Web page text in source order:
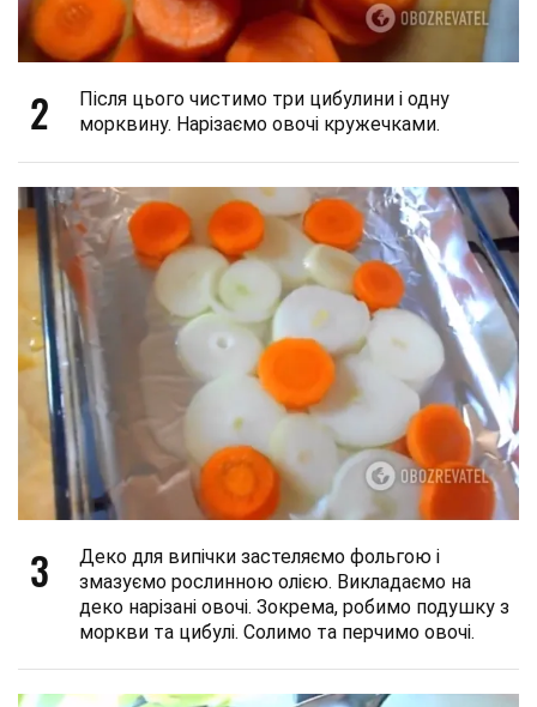
2
Після цього чистимо три цибулини і одну
морквину. Нарізаємо овочі кружечками.
3
Деко для випічки застеляємо фольгою і
змазуємо рослинною олією. Викладаємо на
деко нарізані овочі. Зокрема, робимо подушку з
моркви та цибулі. Солимо та перчимо овочі.